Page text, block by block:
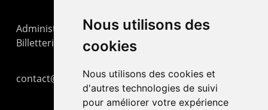
Nous utilisons des
cookies
Nous utilisons des cookies et
d'autres technologies de suivi
pour améliorer votre expérience
Administration : +41 32 725 03 03
Billetterie : +41 32 725 05 05
contact@lepommier.ch